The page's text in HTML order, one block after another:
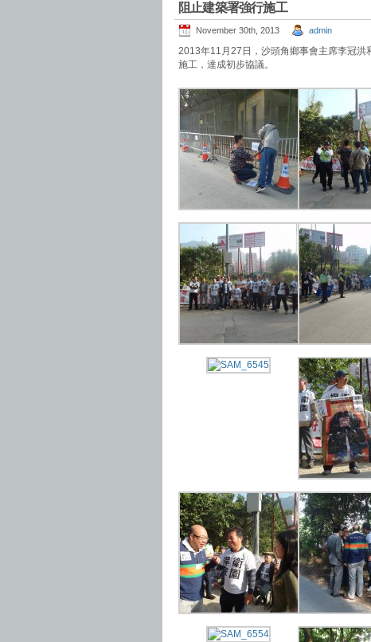
阻止建築署強行施工
November 30th, 2013 admin
2013年11月27日，沙頭角鄉事會主席李冠
施工，達成初步協議。